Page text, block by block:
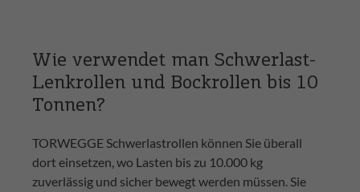
Wie verwendet man Schwerlast-
Lenkrollen und Bockrollen bis 10
Tonnen?
TORWEGGE Schwerlastrollen können Sie überall
dort einsetzen, wo Lasten bis zu 10.000 kg
zuverlässig und sicher bewegt werden müssen. Sie